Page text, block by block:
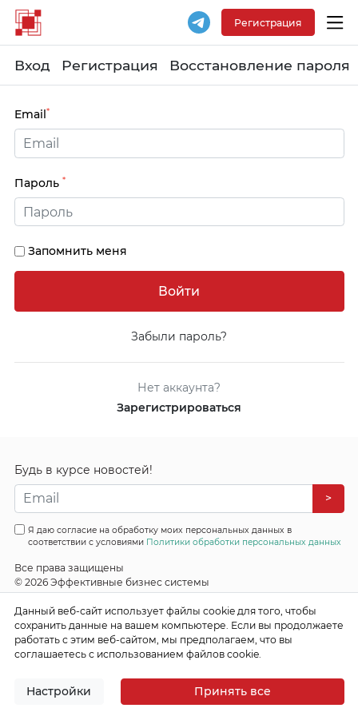
Регистрация
Вход Регистрация Восстановление пароля
Email*
Пароль *
Запомнить меня
Забыли пароль?
Нет аккаунта?
Зарегистрироваться
Будь в курсе новостей!
>
Я даю согласие на обработку моих персональных данных в
соответствии с условиями Политики обработки персональных данных
Все права защищены
© 2026 Эффективные бизнес системы
Данный веб-сайт использует файлы cookie для того, чтобы
сохранить данные на вашем компьютере. Если вы продолжаете
работать с этим веб-сайтом, мы предполагаем, что вы
соглашаетесь с использованием файлов cookie.
Настройки Принять все